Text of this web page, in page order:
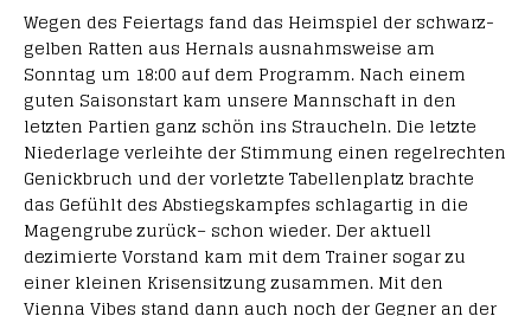
Wegen des Feiertags fand das Heimspiel der schwarz-
gelben Ratten aus Hernals ausnahmsweise am
Sonntag um 18:00 auf dem Programm. Nach einem
guten Saisonstart kam unsere Mannschaft in den
letzten Partien ganz schön ins Straucheln. Die letzte
Niederlage verleihte der Stimmung einen regelrechten
Genickbruch und der vorletzte Tabellenplatz brachte
das Gefühlt des Abstiegskampfes schlagartig in die
Magengrube zurück– schon wieder. Der aktuell
dezimierte Vorstand kam mit dem Trainer sogar zu
einer kleinen Krisensitzung zusammen. Mit den
Vienna Vibes stand dann auch noch der Gegner an der